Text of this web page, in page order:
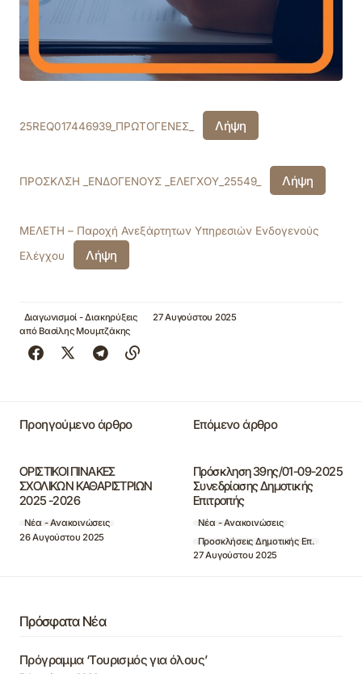
25REQ017446939_ΠΡΩΤΟΓΕΝΕΣ_ Λήψη
ΠΡΟΣΚΛΣΗ _ΕΝΔΟΓΕΝΟΥΣ _ΕΛΕΓΧΟΥ_25549_ Λήψη
ΜΕΛΕΤΗ – Παροχή Ανεξάρτητων Υπηρεσιών Ενδογενούς
Ελέγχου
Λήψη
Διαγωνισμοί - Διακηρύξεις
27 Αυγούστου 2025
από Βασίλης Μουμτζάκης
Προηγούμενο άρθρο
ΟΡΙΣΤΙΚΟΙ ΠΙΝΑΚΕΣ
ΣΧΟΛΙΚΩΝ ΚΑΘΑΡΙΣΤΡΙΩΝ
2025 -2026
Νέα - Ανακοινώσεις
26 Αυγούστου 2025
Επόμενο άρθρο
Πρόσκληση 39ης/01-09-2025
Συνεδρίασης Δημοτικής
Επιτροπής
Νέα - Ανακοινώσεις
Προσκλήσεις Δημοτικής Επ.
27 Αυγούστου 2025
Πρόσφατα Νέα
Πρόγραμμα ‘Τουρισμός για όλους’